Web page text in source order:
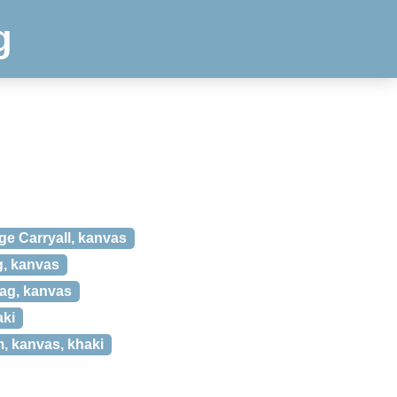
Carryall, kanvas
kanvas
kanvas
kanvas, khaki